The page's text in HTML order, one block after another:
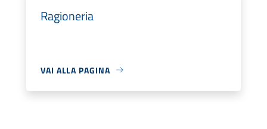
Ragioneria
VAI ALLA PAGINA